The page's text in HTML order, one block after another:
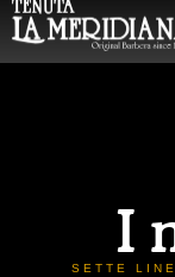
I
SETTE